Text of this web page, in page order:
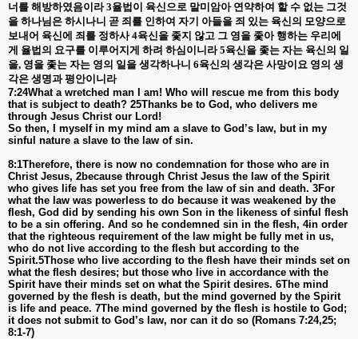
너를 해방하였음이라3율법이 육신으로 말미암아 연약하여 할 수 없는 그것
을 하나님은 하시나니 곧 죄를 인하여 자기 아들을 죄 있는 육신의 모양으로
보내어 육신에 죄를 정하사4육신을 좇지 않고 그 영을 좇아 행하는 우리에
게 율법의 요구를 이루어지게 하려 하심이니라5육신을 좇는 자는 육신의 일
을, 영을 좇는 자는 영의 일을 생각하나니 6육신의 생각은 사망이요 영의 생
각은 생명과 평안이니라
7:24What a wretched man I am! Who will rescue me from this body
that is subject to death? 25Thanks be to God, who delivers me
through Jesus Christ our Lord!
So then, I myself in my mind am a slave to God’s law, but in my
sinful nature a slave to the law of sin.
8:1Therefore, there is now no condemnation for those who are in
Christ Jesus, 2because through Christ Jesus the law of the Spirit
who gives life has set you free from the law of sin and death. 3For
what the law was powerless to do because it was weakened by the
flesh, God did by sending his own Son in the likeness of sinful flesh
to be a sin offering. And so he condemned sin in the flesh, 4in order
that the righteous requirement of the law might be fully met in us,
who do not live according to the flesh but according to the
Spirit.5Those who live according to the flesh have their minds set on
what the flesh desires; but those who live in accordance with the
Spirit have their minds set on what the Spirit desires. 6The mind
governed by the flesh is death, but the mind governed by the Spirit
is life and peace. 7The mind governed by the flesh is hostile to God;
it does not submit to God’s law, nor can it do so (Romans 7:24,25;
8:1-7)